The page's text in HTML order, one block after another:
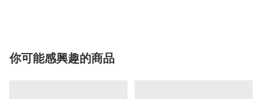
你可能感興趣的商品